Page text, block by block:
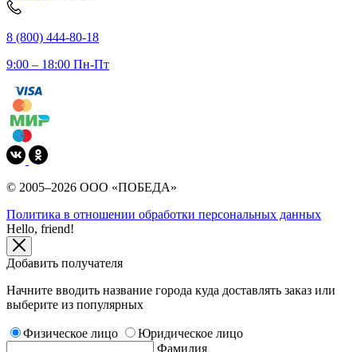
8 (800) 444-80-18
9:00 – 18:00 Пн-Пт
© 2005–2026 ООО «ПОБЕДА»
Политика в отношении обработки персональных данных
Hello, friend!
Добавить получателя
Начните вводить название города куда доставлять заказ или
выберите из популярных
Физическое лицо
Юридическое лицо
Фамилия